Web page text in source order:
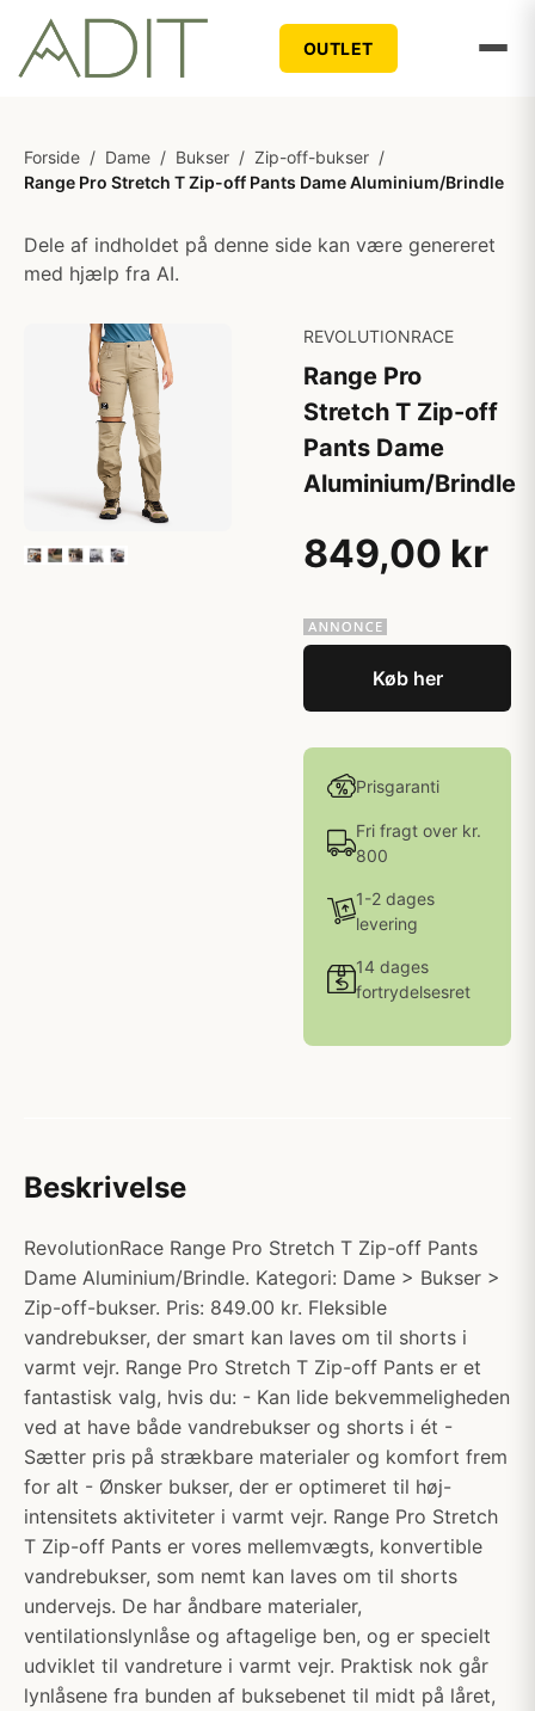
OUTLET
Forside / Dame / Bukser / Zip-off-bukser /
Range Pro Stretch T Zip-off Pants Dame Aluminium/Brindle
Dele af indholdet på denne side kan være genereret
med hjælp fra AI.
REVOLUTIONRACE
Range Pro
Stretch T Zip-off
Pants Dame
Aluminium/Brindle
849,00 kr
Køb her
Prisgaranti
Fri fragt over kr.
800
1-2 dages
levering
14 dages
fortrydelsesret
Beskrivelse
RevolutionRace Range Pro Stretch T Zip-off Pants
Dame Aluminium/Brindle. Kategori: Dame > Bukser >
Zip-off-bukser. Pris: 849.00 kr. Fleksible
vandrebukser, der smart kan laves om til shorts i
varmt vejr. Range Pro Stretch T Zip-off Pants er et
fantastisk valg, hvis du: - Kan lide bekvemmeligheden
ved at have både vandrebukser og shorts i ét -
Sætter pris på strækbare materialer og komfort frem
for alt - Ønsker bukser, der er optimeret til høj-
intensitets aktiviteter i varmt vejr. Range Pro Stretch
T Zip-off Pants er vores mellemvægts, konvertible
vandrebukser, som nemt kan laves om til shorts
undervejs. De har åndbare materialer,
ventilationslynlåse og aftagelige ben, og er specielt
udviklet til vandreture i varmt vejr. Praktisk nok går
lynlåsene fra bunden af buksebenet til midt på låret,